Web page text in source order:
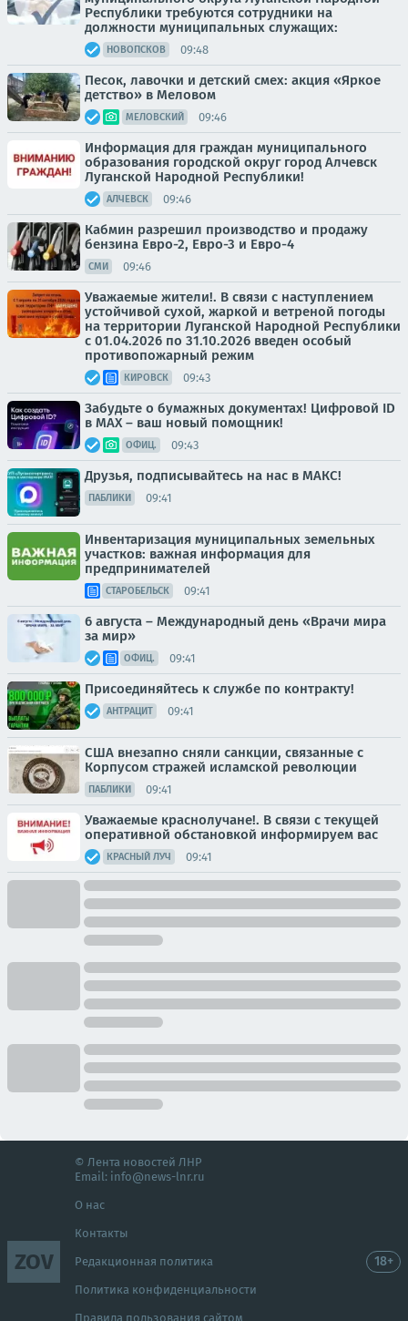
Республики требуются сотрудники на
должности муниципальных служащих:
НОВОПСКОВ 09:48
Песок, лавочки и детский смех: акция «Яркое
детство» в Меловом
МЕЛОВСКИЙ 09:46
Информация для граждан муниципального
образования городской округ город Алчевск
Луганской Народной Республики!
АЛЧЕВСК 09:46
Кабмин разрешил производство и продажу
бензина Евро-2, Евро-3 и Евро-4
СМИ 09:46
Уважаемые жители!. В связи с наступлением
устойчивой сухой, жаркой и ветреной погоды
на территории Луганской Народной Республики
с 01.04.2026 по 31.10.2026 введен особый
противопожарный режим
КИРОВСК 09:43
Забудьте о бумажных документах! Цифровой ID
в MAX – ваш новый помощник!
ОФИЦ. 09:43
Друзья, подписывайтесь на нас в МАКС!
ПАБЛИКИ 09:41
Инвентаризация муниципальных земельных
участков: важная информация для
предпринимателей
СТАРОБЕЛЬСК 09:41
6 августа – Международный день «Врачи мира
за мир»
ОФИЦ. 09:41
Присоединяйтесь к службе по контракту!
АНТРАЦИТ 09:41
США внезапно сняли санкции, связанные с
Корпусом стражей исламской революции
ПАБЛИКИ 09:41
Уважаемые краснолучане!. В связи с текущей
оперативной обстановкой информируем вас
КРАСНЫЙ ЛУЧ 09:41
ZOV
© Лента новостей ЛНР
Email: info@news-lnr.ru
О нас
Контакты
Редакционная политика
Политика конфиденциальности
Правила пользования сайтом
18+